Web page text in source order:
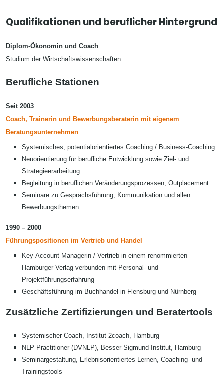
Qualifikationen und beruflicher Hintergrund
Diplom-Ökonomin und Coach
Studium der Wirtschaftswissenschaften
Berufliche Stationen
Seit 2003
Coach, Trainerin und Bewerbungsberaterin mit eigenem
Beratungsunternehmen
Systemisches, potentialorientiertes Coaching / Business-Coaching
Neuorientierung für berufliche Entwicklung sowie Ziel- und
Strategieerarbeitung
Begleitung in beruflichen Veränderungsprozessen, Outplacement
Seminare zu Gesprächsführung, Kommunikation und allen
Bewerbungsthemen
1990 – 2000
Führungspositionen im Vertrieb und Handel
Key-Account Managerin / Vertrieb in einem renommierten
Hamburger Verlag verbunden mit Personal- und
Projektführungserfahrung
Geschäftsführung im Buchhandel in Flensburg und Nürnberg
Zusätzliche Zertifizierungen und Beratertools
Systemischer Coach, Institut 2coach, Hamburg
NLP Practitioner (DVNLP), Besser-Sigmund-Institut, Hamburg
Seminargestaltung, Erlebnisorientiertes Lernen, Coaching- und
Trainingstools